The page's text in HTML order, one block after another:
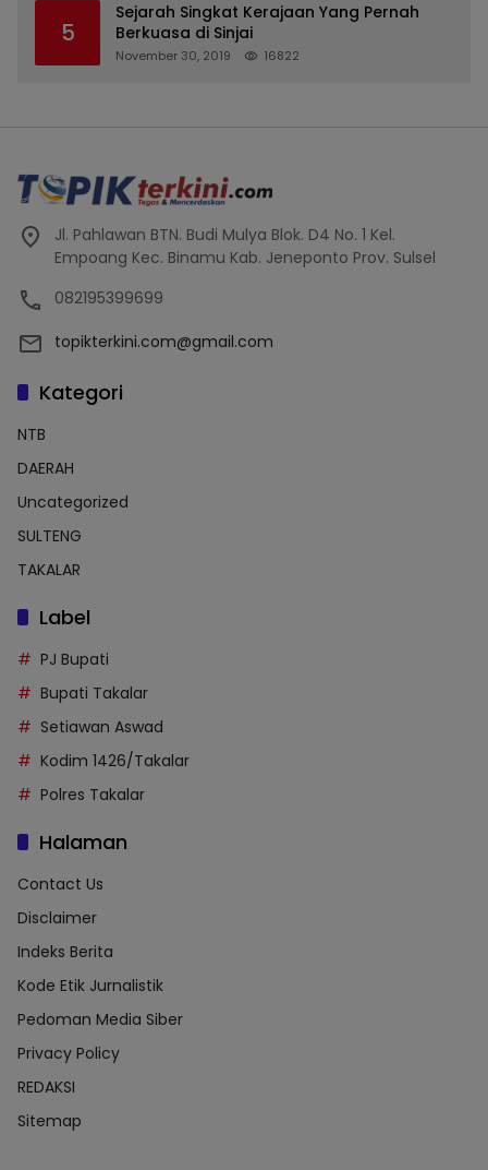
Milyaran Rupiah dan Bilyet Giro Tidak
Terdaftar, OJK Kalsel : Bertemu Tanggal 11
5
Sejarah Singkat Kerajaan Yang Pernah
Berkuasa di Sinjai
November 30, 2019 16822
Jl. Pahlawan BTN. Budi Mulya Blok. D4 No. 1 Kel.
Empoang Kec. Binamu Kab. Jeneponto Prov. Sulsel
082195399699
topikterkini.com@gmail.com
Kategori
NTB
DAERAH
Uncategorized
SULTENG
TAKALAR
Label
PJ Bupati
Bupati Takalar
Setiawan Aswad
Kodim 1426/Takalar
Polres Takalar
Halaman
Contact Us
Disclaimer
Indeks Berita
Kode Etik Jurnalistik
Pedoman Media Siber
Privacy Policy
REDAKSI
Sitemap